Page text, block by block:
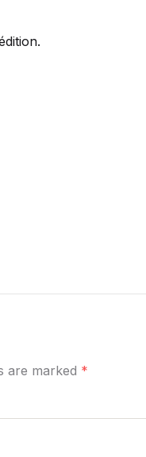
are marked *